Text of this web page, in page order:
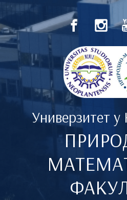
Скип то маин цонтент
Универзитет